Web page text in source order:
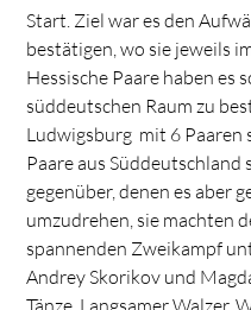
Start. Ziel war es den
bestätigen, wo sie jeweils
Hessische Paare haben es
süddeutschen Raum zu
Ludwigsburg mit 6 Paaren
Paare aus Süddeutschland
gegenüber, denen es aber
umzudrehen, sie machten
spannenden Zweikampf
Andrey Skorikov und
Tänze, Langsamer Walzer,